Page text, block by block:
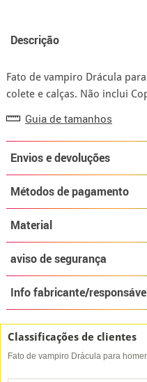
Descrição
Fato de vampiro Drácula
colete e calças. Não inclui
Guia de tamanhos
Envios e devoluções
Métodos de pagamento
Material
aviso de segurança
Info fabricante/
Classificações de clientes
Fato de vampiro Drácula para